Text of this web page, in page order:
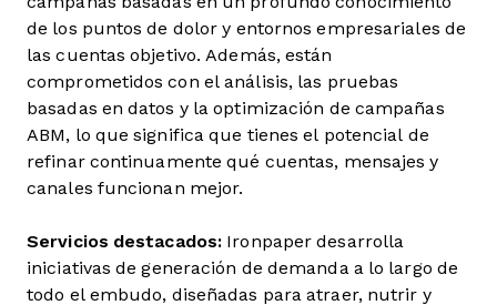
de los puntos de dolor y entornos empresariales de
las cuentas objetivo. Además, están
comprometidos con el análisis, las pruebas
basadas en datos y la optimización de campañas
ABM, lo que significa que tienes el potencial de
refinar continuamente qué cuentas, mensajes y
canales funcionan mejor.
Servicios destacados: Ironpaper desarrolla
iniciativas de generación de demanda a lo largo de
todo el embudo, diseñadas para atraer, nutrir y